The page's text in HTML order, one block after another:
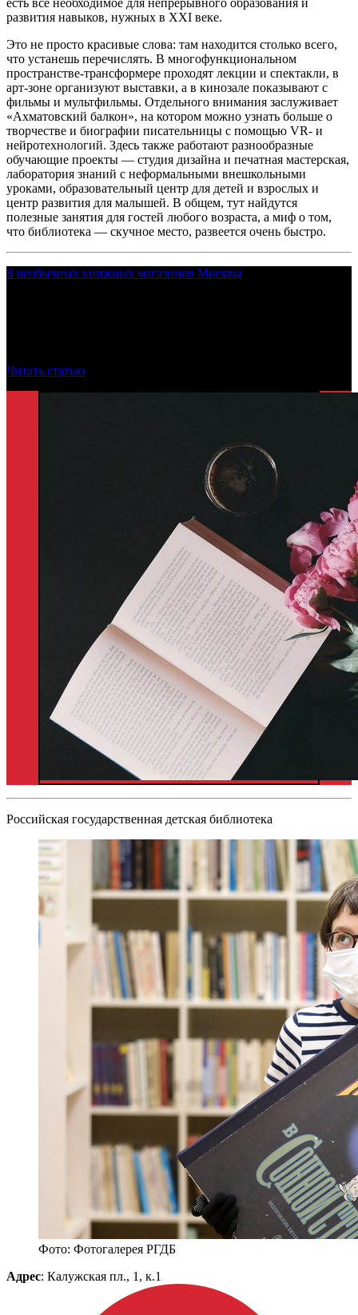
развития навыков, нужных в XXI веке.
Это не просто красивые слова: там находится столько всего,
что устанешь перечислять. В многофункциональном
пространстве-трансформере проходят лекции и спектакли, в
арт-зоне организуют выставки, а в кинозале показывают с
фильмы и мультфильмы. Отдельного внимания заслуживает
«Ахматовский балкон», на котором можно узнать больше о
творчестве и биографии писательницы с помощью VR- и
нейротехнологий. Здесь также работают разнообразные
обучающие проекты — студия дизайна и печатная мастерская,
лаборатория знаний с неформальными внешкольными
уроками, образовательный центр для детей и взрослых и
центр развития для малышей. В общем, тут найдутся
полезные занятия для гостей любого возраста, а миф о том,
что библиотека — скучное место, развеется очень быстро.
8 необычных книжных магазинов Москвы
Читать статью
Российская государственная детская библиотека
Фото: Фотогалерея РГДБ
Адрес: Калужская пл., 1, к.1